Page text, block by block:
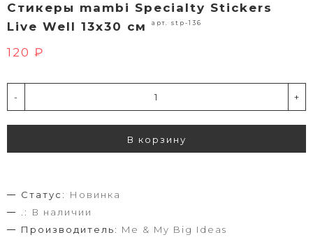
Стикеры mambi Specialty Stickers
Live Well 13х30 см
арт. stp-136
120 ₽
- +
В корзину
Статус:
Новинка
.:
В наличии
Производитель: Me & My Big Ideas